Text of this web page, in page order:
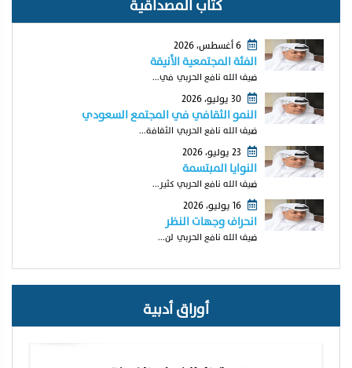
كتّاب المصداقية
6 أغسطس، 2026
الفئة المجتمعية الأنيقة
ضيف الله نافع الحربي في...
30 يوليو، 2026
النمو الثقافي في المجتمع السعودي
ضيف الله نافع الحربي الثقافة...
النوايا المبتسمة
ضيف الله نافع الحربي كثير...
16 يوليو، 2026
انحراف وجهات النظر
ضيف الله نافع الحربي لن...
أوراق أدبية